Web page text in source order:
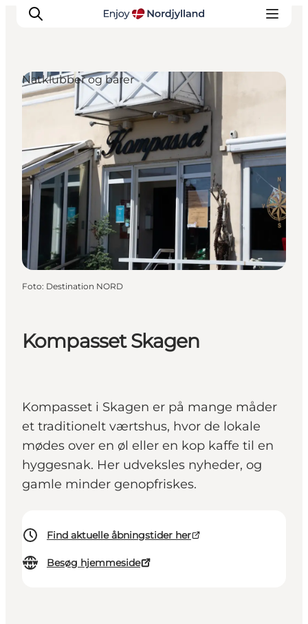
Oplevelser og aktiviteter
Planlæg din tur
Byer og steder
Guides
Det sker
For børn
Kompasset Skagen
Kompasset i Skagen er på mange måder
et traditionelt værtshus, hvor de lokale
mødes over en øl eller en kop kaffe til en
hyggesnak. Her udveksles nyheder, og
gamle minder genopfriskes.
Find aktuelle åbningstider her
Besøg hjemmeside
Natklubber og barer
Foto: Destination NORD